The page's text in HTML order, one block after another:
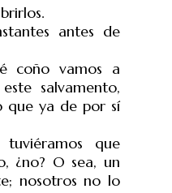
antes de
coño vamos a
salvamento,
que ya de por sí
que
¿no? O sea, un
nosotros no lo